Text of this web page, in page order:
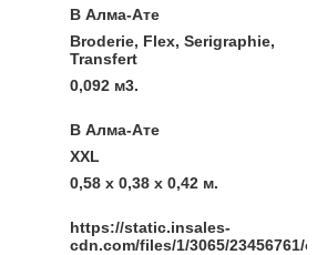
В Алма-Ате
Broderie, Flex, Serigraphie,
Transfert
0,092 м3.
В Алма-Ате
XXL
0,58 x 0,38 x 0,42 м.
https://static.insales-
cdn.com/files/1/3065/23456761/